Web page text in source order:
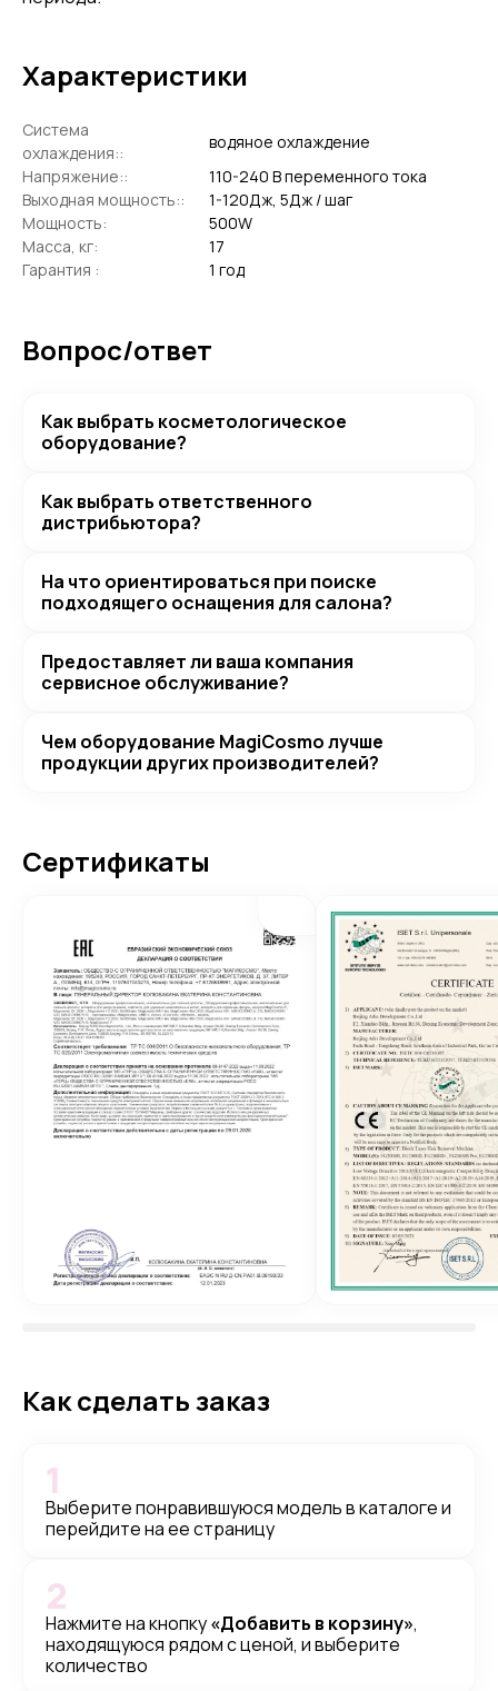
Характеристики
Система
охлаждения::
водяное охлаждение
Напряжение::
110-240 В переменного тока
Выходная мощность::
1-120Дж, 5Дж / шаг
Мощность:
500W
Масса, кг:
17
Гарантия :
1 год
Вопрос/ответ
Как выбрать косметологическое
оборудование?
Как выбрать ответственного
дистрибьютора?
На что ориентироваться при поиске
подходящего оснащения для салона?
Предоставляет ли ваша компания
сервисное обслуживание?
Чем оборудование MagiCosmo лучше
продукции других производителей?
Сертификаты
Как сделать заказ
Выберите понравившуюся модель в каталоге и
перейдите на ее страницу
1
Нажмите на кнопку«Добавить в корзину»,
находящуюся рядом с ценой, и выберите
количество
2